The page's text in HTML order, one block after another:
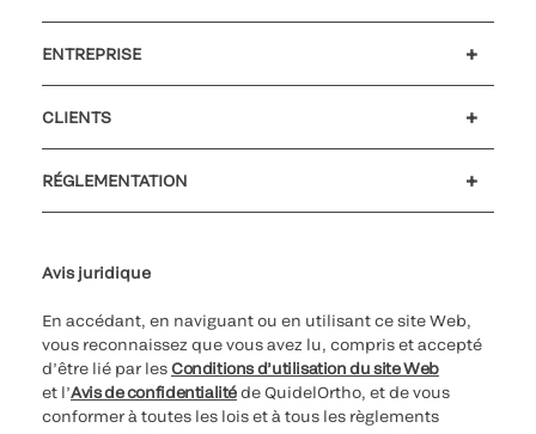
ENTREPRISE
CLIENTS
RÉGLEMENTATION
Avis juridique
En accédant, en naviguant ou en utilisant ce site Web,
vous reconnaissez que vous avez lu, compris et accepté
d’être lié par lesConditions d’utilisation du site Web
et l’Avis de confidentialitéde QuidelOrtho, et de vous
conformer à toutes les lois et à tous les règlements